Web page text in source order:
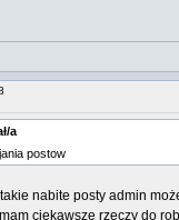
a
postow
nabite posty admin
ciekawsze rzeczy do